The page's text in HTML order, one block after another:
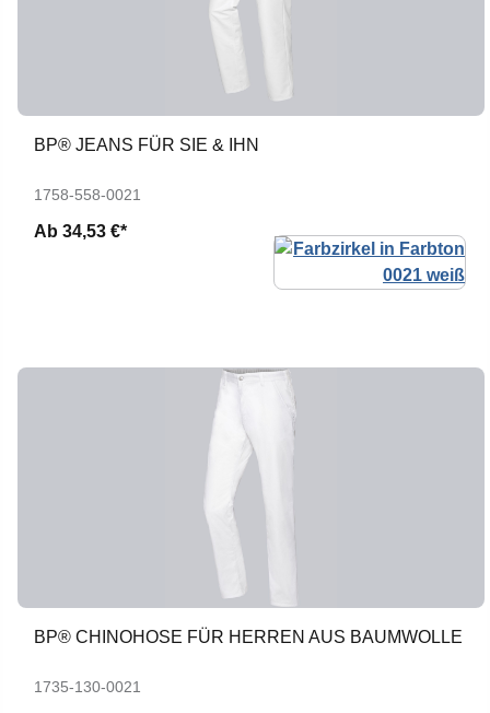
BP® JEANS FÜR SIE & IHN
1758-558-0021
Ab 34,53 €*
BP® CHINOHOSE FÜR HERREN AUS BAUMWOLLE
1735-130-0021